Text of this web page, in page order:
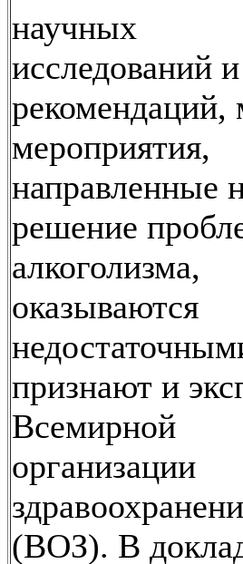
научных
исследований и
рекомендаций,
мероприятия,
направленные
решение
алкоголизма,
оказываются
признают и
Всемирной
организации
(ВОЗ). В